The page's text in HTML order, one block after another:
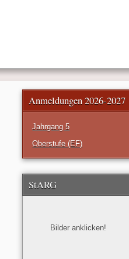
Anmeldungen 2026-2027
Jahrgang 5
Oberstufe (EF)
StARG
Bilder anklicken!